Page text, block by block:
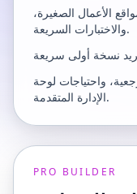
الأعمال الصغيرة،
والاختبارات السريعة.
واحتياجات لوحة
الإدارة المتقدمة.
PRO BUILDER